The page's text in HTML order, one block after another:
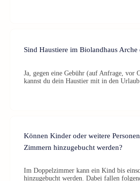
Sind Haustiere im Biolandhaus Arche
Ja, gegen eine Gebühr (auf Anfrage, vor
kannst du dein Haustier mit in den Urlaub
Können Kinder oder weitere
Zimmern hinzugebucht werden?
Im Doppelzimmer kann ein Kind bis
hinzugebucht werden. Dabei fallen